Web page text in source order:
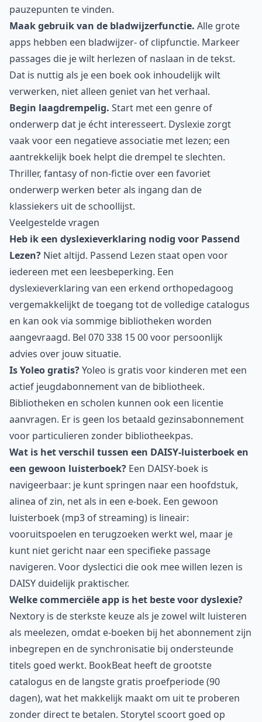
pauzepunten te vinden.
Maak gebruik van de bladwijzerfunctie. Alle grote
apps hebben een bladwijzer- of clipfunctie. Markeer
passages die je wilt herlezen of naslaan in de tekst.
Dat is nuttig als je een boek ook inhoudelijk wilt
verwerken, niet alleen geniet van het verhaal.
Begin laagdrempelig. Start met een genre of
onderwerp dat je écht interesseert. Dyslexie zorgt
vaak voor een negatieve associatie met lezen; een
aantrekkelijk boek helpt die drempel te slechten.
Thriller, fantasy of non-fictie over een favoriet
onderwerp werken beter als ingang dan de
klassiekers uit de schoollijst.
Veelgestelde vragen
Heb ik een dyslexieverklaring nodig voor Passend
Lezen? Niet altijd. Passend Lezen staat open voor
iedereen met een leesbeperking. Een
dyslexieverklaring van een erkend orthopedagoog
vergemakkelijkt de toegang tot de volledige catalogus
en kan ook via sommige bibliotheken worden
aangevraagd. Bel 070 338 15 00 voor persoonlijk
advies over jouw situatie.
Is Yoleo gratis?Yoleo is gratis voor kinderen met een
actief jeugdabonnement van de bibliotheek.
Bibliotheken en scholen kunnen ook een licentie
aanvragen. Er is geen los betaald gezinsabonnement
voor particulieren zonder bibliotheekpas.
Wat is het verschil tussen een DAISY-luisterboek en
een gewoon luisterboek? Een DAISY-boek is
navigeerbaar: je kunt springen naar een hoofdstuk,
alinea of zin, net als in een e-boek. Een gewoon
luisterboek (mp3 of streaming) is lineair:
vooruitspoelen en terugzoeken werkt wel, maar je
kunt niet gericht naar een specifieke passage
navigeren. Voor dyslectici die ook mee willen lezen is
DAISY duidelijk praktischer.
Welke commerciële app is het beste voor dyslexie?
Nextory is de sterkste keuze als je zowel wilt luisteren
als meelezen, omdat e-boeken bij het abonnement zijn
inbegrepen en de synchronisatie bij ondersteunde
titels goed werkt. BookBeat heeft de grootste
catalogus en de langste gratis proefperiode (90
dagen), wat het makkelijk maakt om uit te proberen
zonder direct te betalen. Storytel scoort goed op